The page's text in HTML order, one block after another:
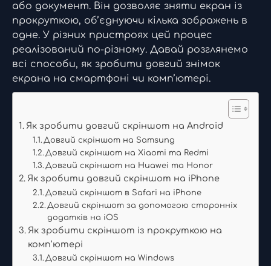
або документ. Він дозволяє зняти екран із
прокруткою, об’єднуючи кілька зображень в
одне. У різних пристроях цей процес
реалізований по-різному. Давай розглянемо
всі способи, як зробити довгий знімок
екрана на смартфоні чи комп’ютері.
Як зробити довгий скріншот на Android
Довгий скріншот на Samsung
Довгий скріншот на Xiaomi та Redmi
Довгий скріншот на Huawei та Honor
Як зробити довгий скріншот на iPhone
Довгий скріншот в Safari на iPhone
Довгий скріншот за допомогою сторонніх
додатків на iOS
Як зробити скріншот із прокруткою на
комп’ютері
Довгий скріншот на Windows